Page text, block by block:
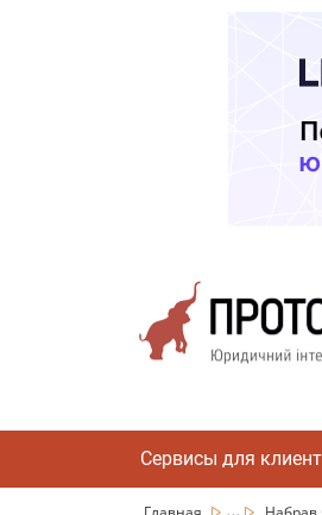
Сервисы для